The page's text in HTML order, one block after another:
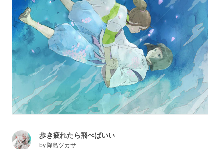
歩き疲れたら飛べばいい
by降島ツカサ